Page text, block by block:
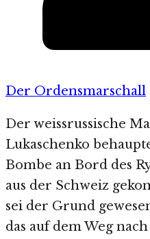
Der Ordensmarschall
Der weissrussische
Lukaschenko
Bombe an Bord des
aus der Schweiz
sei der Grund
das auf dem Weg